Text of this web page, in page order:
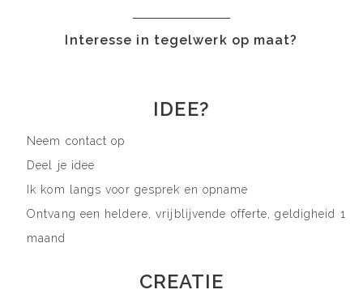
Interesse in tegelwerk op maat?
IDEE?
Neem contact op
Deel je idee
Ik kom langs voor gesprek en opname
Ontvang een heldere, vrijblijvende offerte, geldigheid 1
maand
CREATIE